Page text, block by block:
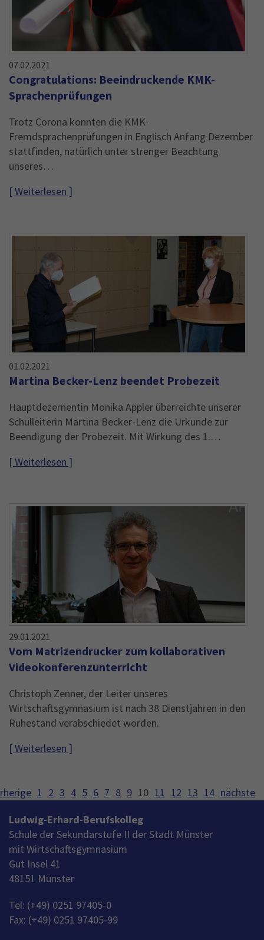
07.02.2021
Congratulations: Beeindruckende KMK-
Sprachenprüfungen
Trotz Corona konnten die KMK-
Fremdsprachenprüfungen in Englisch Anfang Dezember
stattfinden, natürlich unter strenger Beachtung
unseres…
[ Weiterlesen ]
01.02.2021
Martina Becker-Lenz beendet Probezeit
Hauptdezernentin Monika Appler überreichte unserer
Schulleiterin Martina Becker-Lenz die Urkunde zur
Beendigung der Probezeit. Mit Wirkung des 1.…
[ Weiterlesen ]
29.01.2021
Vom Matrizendrucker zum kollaborativen
Videokonferenzunterricht
Christoph Zenner, der Leiter unseres
Wirtschaftsgymnasium ist nach 38 Dienstjahren in den
Ruhestand verabschiedet worden.
[ Weiterlesen ]
1 2 3 4 5 6 7 8 9 10 11 12 13 14 nächste
Ludwig-Erhard-Berufskolleg
Schule der Sekundarstufe II der Stadt Münster
mit Wirtschaftsgymnasium
Gut Insel 41
48151 Münster
Tel: (+49) 0251 97405-0
Fax: (+49) 0251 97405-99